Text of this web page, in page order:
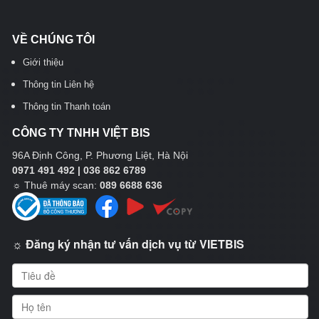
VỀ CHÚNG TÔI
Giới thiệu
Thông tin Liên hệ
Thông tin Thanh toán
CÔNG TY TNHH VIỆT BIS
96A Định Công, P. Phương Liệt, Hà Nội
0971 491 492 | 036 862 6789
☼ Thuê máy scan: 089 6688 636
☼ Đăng ký nhận tư vấn dịch vụ từ VIETBIS